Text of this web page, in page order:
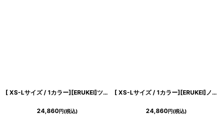
[ XS-Lサイズ / 1カラー][ERUKEI]ツイード・リボン・スパンコール・フレア・Aライン・ノースリーブ・ミニドレス・ワンピース[山崎みどり着用][送料無料] mypk
24,860円(税込)
[ XS-Lサイズ / 1カラー][ERUKEI]ノースリーブ・総レース・シアー・リボン・Aライン・ミニドレス・ワンピース[送料無料]
24,860円(税込)